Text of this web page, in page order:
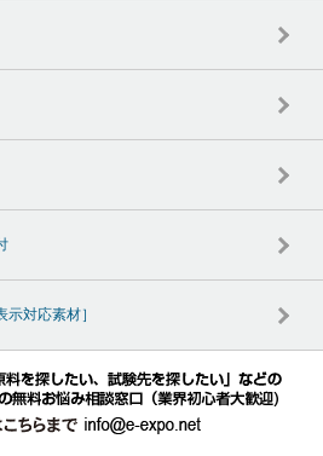
対応素材］